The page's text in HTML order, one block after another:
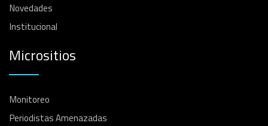
Novedades
Institucional
Micrositios
Monitoreo
Periodistas Amenazadas